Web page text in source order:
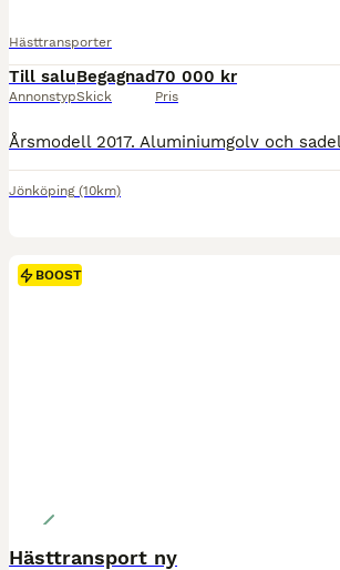
Hästtransporter
Till salu
Annonstyp
Begagnad
Skick
70 000 kr
Pris
Jönköping (10km)
BOOST
Hästtransport ny